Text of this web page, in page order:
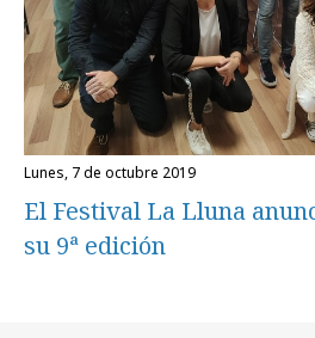
lunes, 7 de octubre 2019
El Festival La Lluna
su 9ª edición